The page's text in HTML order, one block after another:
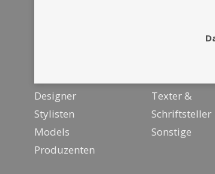
Designer
Stylisten
Models
Produzenten
Texter &
Schriftsteller
Sonstige